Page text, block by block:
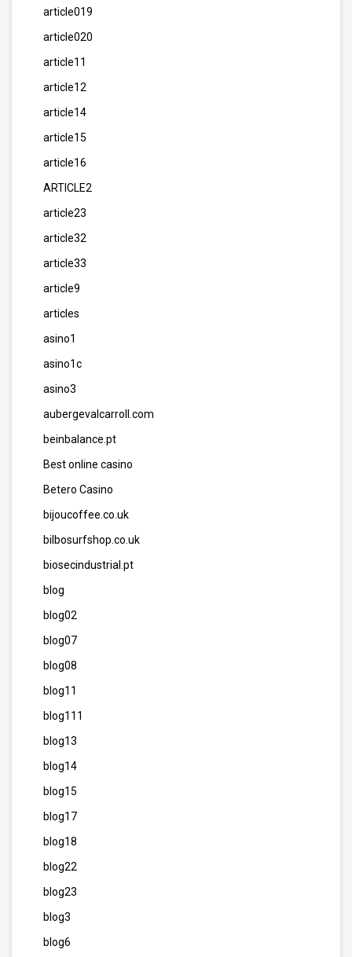
article019
article020
article11
article12
article14
article15
article16
ARTICLE2
article23
article32
article33
article9
articles
asino1
asino1c
asino3
aubergevalcarroll.com
beinbalance.pt
Best online casino
Betero Casino
bijoucoffee.co.uk
bilbosurfshop.co.uk
biosecindustrial.pt
blog
blog02
blog07
blog08
blog11
blog111
blog13
blog14
blog15
blog17
blog18
blog22
blog23
blog3
blog6